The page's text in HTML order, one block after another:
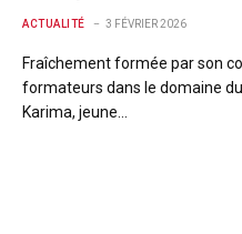
ACTUALITÉ 3 FÉVRIER 2026
Fraîchement formée par son
formateurs dans le domaine
Karima, jeune…